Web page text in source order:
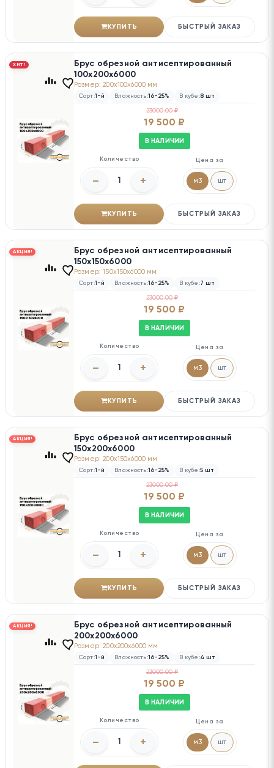
КУПИТЬ БЫСТРЫЙ ЗАКАЗ
ХИТ!
Брус обрезной антисептированный
100х200х6000
Размер: 200x100x6000 мм
Сорт:1-й Влажность:16-25% В кубе:8 шт
23000.00 ₽
19 500 ₽
В НАЛИЧИИ
Количество
– +
Цена за
м3 шт
КУПИТЬ БЫСТРЫЙ ЗАКАЗ
АКЦИЯ!
Брус обрезной антисептированный
150х150х6000
Размер: 150x150x6000 мм
Сорт:1-й Влажность:16-25% В кубе:7 шт
23000.00 ₽
19 500 ₽
В НАЛИЧИИ
Количество
– +
Цена за
м3 шт
КУПИТЬ БЫСТРЫЙ ЗАКАЗ
АКЦИЯ!
Брус обрезной антисептированный
150х200х6000
Размер: 200x150x6000 мм
Сорт:1-й Влажность:16-25% В кубе:5 шт
23000.00 ₽
19 500 ₽
В НАЛИЧИИ
Количество
– +
Цена за
м3 шт
КУПИТЬ БЫСТРЫЙ ЗАКАЗ
АКЦИЯ!
Брус обрезной антисептированный
200х200х6000
Размер: 200x200x6000 мм
Сорт:1-й Влажность:16-25% В кубе:4 шт
23000.00 ₽
19 500 ₽
В НАЛИЧИИ
Количество
– +
Цена за
м3 шт